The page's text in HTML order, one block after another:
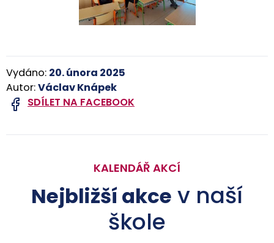
SDÍLET NA FACEBOOK
Vydáno: 20. února 2025
Autor:Václav Knápek
KALENDÁŘ AKCÍ
Nejbližší akce v naší
škole